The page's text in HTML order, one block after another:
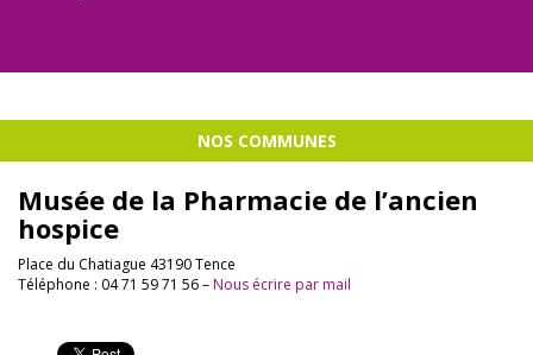
NOS COMMUNES
Musée de la Pharmacie de l’ancien
hospice
Place du Chatiague 43190 Tence
Téléphone : 04 71 59 71 56 – Nous écrire par mail